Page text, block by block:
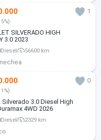
1
SILVERADO HIGH
3.0 2023
Diesel 56600 km
0
Silverado 3.0 Diesel High
4WD 2026
Diesel 2329 km